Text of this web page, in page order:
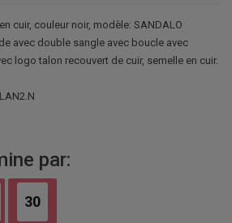
cuir, couleur noir, modèle: SANDALO
avec double sangle avec boucle avec
logo talon recouvert de cuir, semelle en cuir.
par:
29